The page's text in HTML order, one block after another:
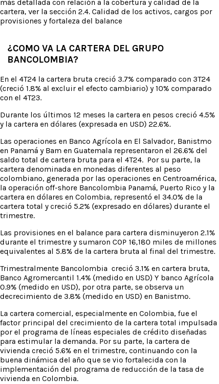
más detallada con relación a la cobertura y calidad de la
cartera, ver la sección 2.4. Calidad de los activos, cargos por
provisiones y fortaleza del balance
¿COMO VA LA CARTERA DEL GRUPO
BANCOLOMBIA?
En el 4T24 la cartera bruta creció 3.7% comparado con 3T24
(creció 1.8% al excluir el efecto cambiario) y 10% comparado
con el 4T23.
Durante los últimos 12 meses la cartera en pesos creció 4.5%
y la cartera en dólares (expresada en USD) 22.6%.
Las operaciones en Banco Agrícola en El Salvador, Banistmo
en Panamá y Bam en Guatemala representaron el 26.6% del
saldo total de cartera bruta para el 4T24. Por su parte, la
cartera denominada en monedas diferentes al peso
colombiano, generada por las operaciones en Centroamérica,
la operación off-shore Bancolombia Panamá, Puerto Rico y la
cartera en dólares en Colombia, representó el 34.0% de la
cartera total y creció 5.2% (expresado en dólares) durante el
trimestre.
Las provisiones en el balance para cartera disminuyeron 2.1%
durante el trimestre y sumaron COP 16,180 miles de millones
equivalentes al 5.8% de la cartera bruta al final del trimestre.
Trimestralmente Bancolombia creció 3.1% en cartera bruta,
Banco Agromercantil 1.4% (medido en USD) Y banco Agrícola
0.9% (medido en USD), por otra parte, se observa un
decrecimiento de 3.8% (medido en USD) en Banistmo.
La cartera comercial, especialmente en Colombia, fue el
factor principal del crecimiento de la cartera total impulsada
por el programa de líneas especiales de crédito diseñadas
para estimular la demanda. Por su parte, la cartera de
vivienda creció 5.6% en el trimestre, continuando con la
buena dinámica del año que se vio fortalecida con la
implementación del programa de reducción de la tasa de
vivienda en Colombia.